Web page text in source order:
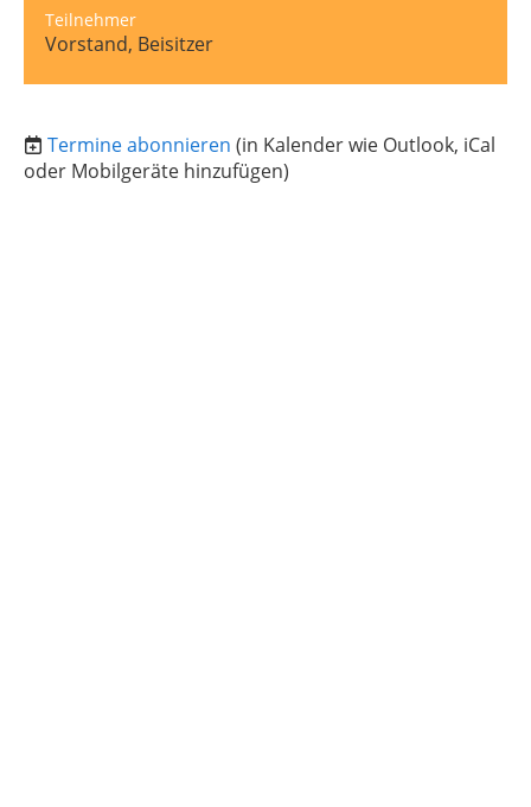
Teilnehmer
Vorstand, Beisitzer
Termine abonnieren (in Kalender wie Outlook, iCal
oder Mobilgeräte hinzufügen)